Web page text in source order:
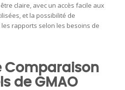
claire, avec un accès facile aux
et la possibilité de
rapports selon les besoins de
Comparaison
de GMAO